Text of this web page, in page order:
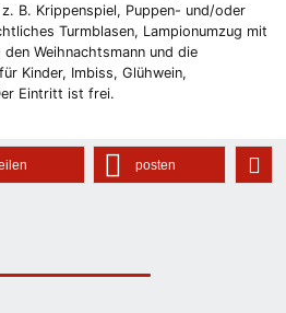
B. Krippenspiel, Puppen- und/oder
Turmblasen, Lampionumzug mit
Weihnachtsmann und die
Kinder, Imbiss, Glühwein,
Eintritt ist frei.
posten